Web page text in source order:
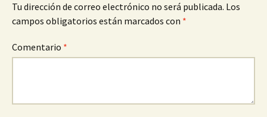
Tu dirección de correo electrónico no será publicada. Los
campos obligatorios están marcados con *
Comentario *